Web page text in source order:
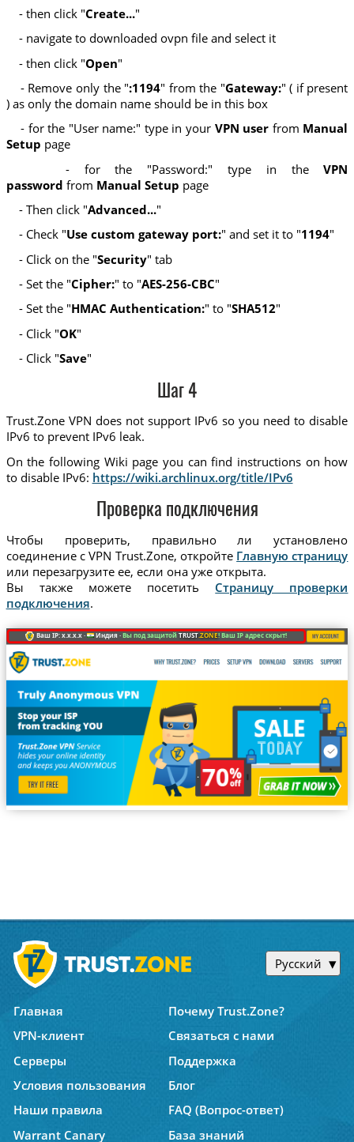
- then click "Create..."
- navigate to downloaded ovpn file and select it
- then click "Open"
- Remove only the ":1194" from the "Gateway:" ( if present
) as only the domain name should be in this box
- for the "User name:" type in your VPN user from Manual
Setup page
- for the "Password:" type in theVPN
password from Manual Setup page
- Then click "Advanced..."
- Check "Use custom gateway port:" and set it to "1194"
- Click on the "Security" tab
- Set the "Cipher:" to "AES-256-CBC"
- Set the "HMAC Authentication:" to "SHA512"
- Click "OK"
- Click "Save"
Шаг 4
Trust.Zone VPN does not support IPv6 so you need to disable
IPv6 to prevent IPv6 leak.
On the following Wiki page you can find instructions on how
to disable IPv6: https://wiki.archlinux.org/title/IPv6
Проверка подключения
Чтобы проверить, правильно ли установлено
соединение с VPN Trust.Zone, откройте Главную страницу
или перезагрузите ее, если она уже открыта.
Вы также можете посетить Страницу проверки
подключения.
Ваш IP: x.x.x.x · Индия ·Вы под защитойTRUST.ZONE! Ваш IP адрес скрыт!
Русский
Главная
Почему Trust.Zone?
VPN-клиент
Связаться с нами
Серверы
Поддержка
Условия пользования
Блог
Наши правила
FAQ (Вопрос-ответ)
Warrant Canary
База знаний